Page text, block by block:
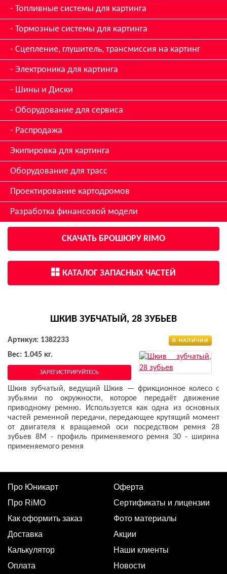
Топливные системы для картинга
Тормозные системы для картинга
Сцепление, глушитель, трансмиссия на картинг
Электроника для картинга
Шины и Диски
Оборудование для сервиса
Распродажа
Экипировка для картинга
Оборудование для трасс
Проектирование картодромов
Разработка финансовой модели
СКАЧАТЬ БРОШЮРУ RIMO
КАТАЛОГ ЗАПАСНЫХ ЧАСТЕЙ
ШКИВ ЗУБЧАТЫЙ, 28 ЗУБЬЕВ
В НАЛИЧИИ
Артикул: 1382233
Вес: 1.045 кг.
ЗАРЕГИСТРИРУЙТЕСЬ
Шкив зубчатый, ведущий Шкив — фрикционное колесо с
зубьями по окружности, которое передаёт движение
приводному ремню. Используется как одна из основных
частей ременной передачи, передающее крутящий момент
от двигателя к вращаемой оси посредством ремня 28
зубьев 8М - профиль применяемого ремня 30 - ширина
применяемого ремня
Про Юникарт
Про RiMO
Как оформить заказ
Доставка
Калькулятор
Оплата
Оферта
Сертификаты и лицензии
Фото материалы
Акции
Наши клиенты
Новости